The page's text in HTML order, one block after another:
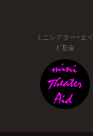
ミニシアター・エイ
ド基金